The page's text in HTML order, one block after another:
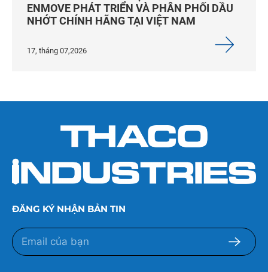
ENMOVE PHÁT TRIỂN VÀ PHÂN PHỐI DẦU
NHỚT CHÍNH HÃNG TẠI VIỆT NAM
17, tháng 07,2026
ĐĂNG KÝ NHẬN BẢN TIN